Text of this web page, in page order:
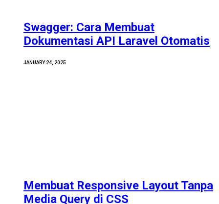
Swagger: Cara Membuat
Dokumentasi API Laravel Otomatis
JANUARY 24, 2025
Membuat Responsive Layout Tanpa
Media Query di CSS